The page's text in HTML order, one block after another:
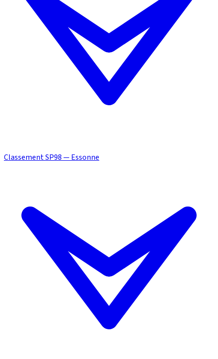
Classement SP98 — Essonne